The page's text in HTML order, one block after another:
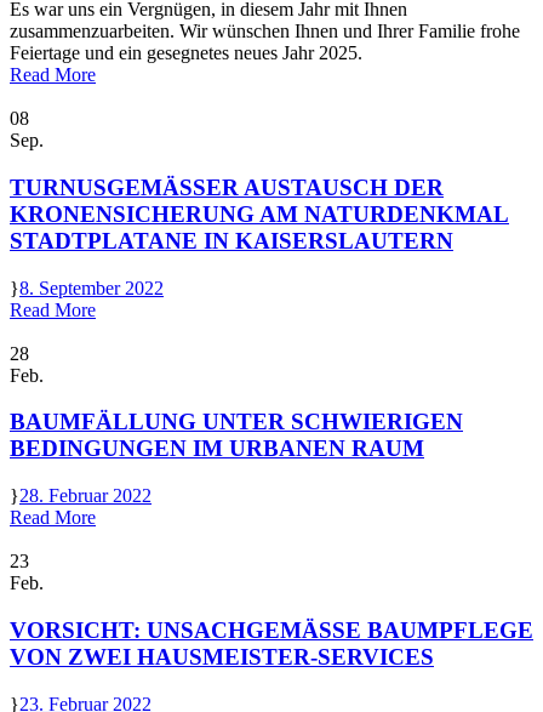
Es war uns ein Vergnügen, in diesem Jahr mit Ihnen
zusammenzuarbeiten. Wir wünschen Ihnen und Ihrer Familie frohe
Feiertage und ein gesegnetes neues Jahr 2025.
Read More
08
Sep.
TURNUSGEMÄSSER AUSTAUSCH DER K
RONENSICHERUNG AM NATURDENKMAL S
TADTPLATANE IN KAISERSLAUTERN
8. September 2022
Read More
28
Feb.
BAUMFÄLLUNG UNTER SCHWIERIGEN
BEDINGUNGEN IM URBANEN RAUM
28. Februar 2022
Read More
23
Feb.
VORSICHT: UNSACHGEMÄSSE BAUMPFLEGE V
ON ZWEI HAUSMEISTER-SERVICES
23. Februar 2022